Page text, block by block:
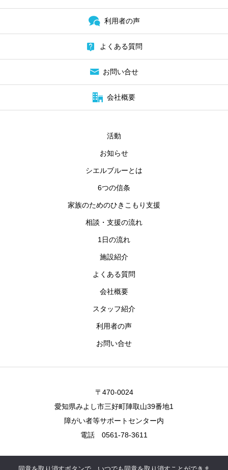
利用者の声
よくある質問
お問い合せ
会社概要
活動
お知らせ
シエルブルーとは
6つの信条
家族のためのひきこもり支援
相談・支援の流れ
1日の流れ
施設紹介
よくある質問
会社概要
スタッフ紹介
利用者の声
お問い合せ
〒470-0024
愛知県みよし市三好町陣取山39番地1
障がい者等サポートセンター内
電話 0561-78-3611